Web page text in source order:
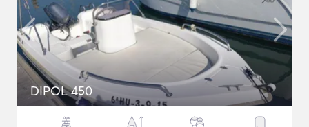
DIPOL 450